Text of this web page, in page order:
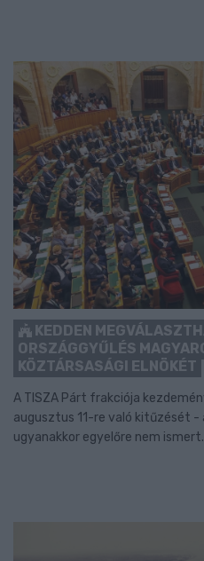
KEDDEN
ORSZÁGGYŰLÉS
KÖZTÁRSASÁGI ELNÖKÉT
A TISZA Párt frakciója
augusztus 11-re való kitűzését
ugyanakkor egyelőre nem ismert.